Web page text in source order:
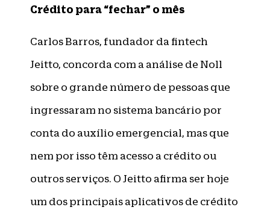
Crédito para “fechar” o mês
Carlos Barros, fundador da fintech
Jeitto, concorda com a análise de Noll
sobre o grande número de pessoas que
ingressaram no sistema bancário por
conta do auxílio emergencial, mas que
nem por isso têm acesso a crédito ou
outros serviços. O Jeitto afirma ser hoje
um dos principais aplicativos de crédito